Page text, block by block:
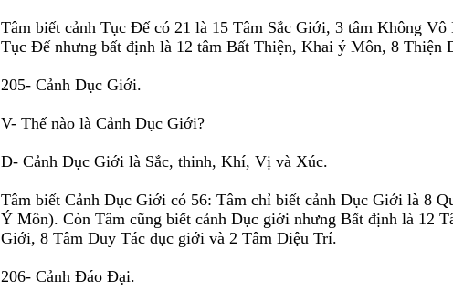
Tâm biết cảnh Tục Ðế có 21 là 15 Tâm Sắc Giới, 3 tâm Không
Tục Ðế nhưng bất định là 12 tâm Bất Thiện, Khai ý Môn, 8
205- Cảnh Dục Giới.
V- Thế nào là Cảnh Dục Giới?
Ð- Cảnh Dục Giới là Sắc, thinh, Khí, Vị và Xúc.
Tâm biết Cảnh Dục Giới có 56: Tâm chỉ biết cảnh Dục Giới là 8
Ý Môn). Còn Tâm cũng biết cảnh Dục giới nhưng Bất định là 12
Giới, 8 Tâm Duy Tác dục giới và 2 Tâm Diệu Trí.
206- Cảnh Ðáo Ðại.